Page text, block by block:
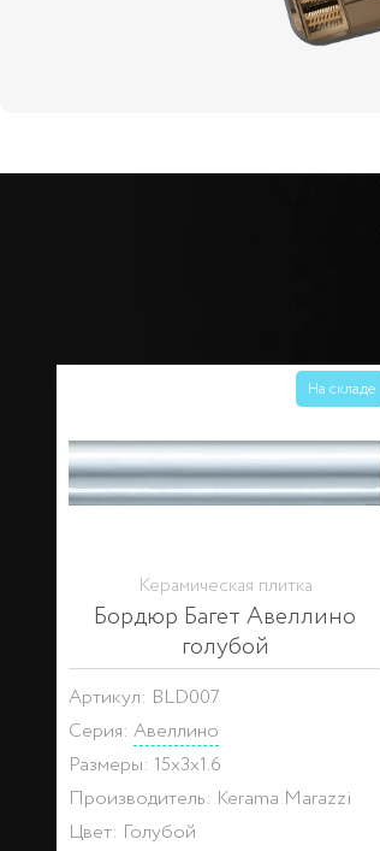
На складе
Керамическая плитка
Бордюр Багет Авеллино
голубой
Артикул: BLD007
Серия: Авеллино
Размеры: 15x3x1.6
Производитель: Kerama Marazzi
Цвет: Голубой